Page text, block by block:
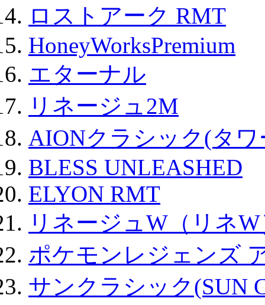
ロストアーク RMT
HoneyWorksPremium
エターナル
リネージュ2M
AIONクラシック(タ
BLESS UNLEASHED
ELYON RMT
リネージュW（リネ
ポケモンレジェンズ
サンクラシック(SUN